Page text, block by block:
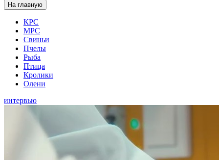
На главную
КРС
МРС
Свиньи
Пчелы
Рыба
Птица
Кролики
Олени
интервью